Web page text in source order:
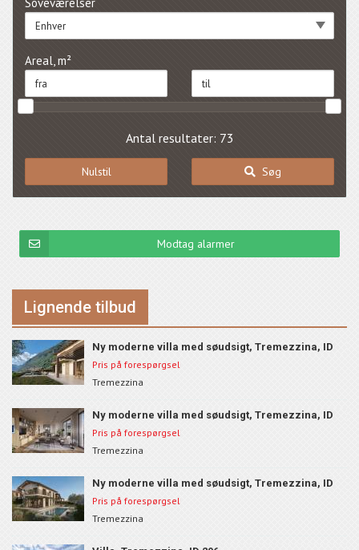
Enhver
Areal, m²
Antal resultater: 73
Nulstil Søg
Modtag alarmer
Lignende tilbud
Ny moderne villa med søudsigt, Tremezzina, ID
150A
Pris på forespørgsel
Tremezzina
Ny moderne villa med søudsigt, Tremezzina, ID
150C
Pris på forespørgsel
Tremezzina
Ny moderne villa med søudsigt, Tremezzina, ID
150A
Pris på forespørgsel
Tremezzina